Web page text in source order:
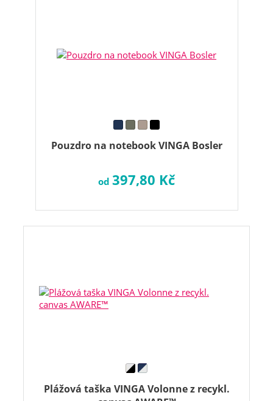
Pouzdro na notebook VINGA Bosler
od 397,80 Kč
Plážová taška VINGA Volonne z recykl.